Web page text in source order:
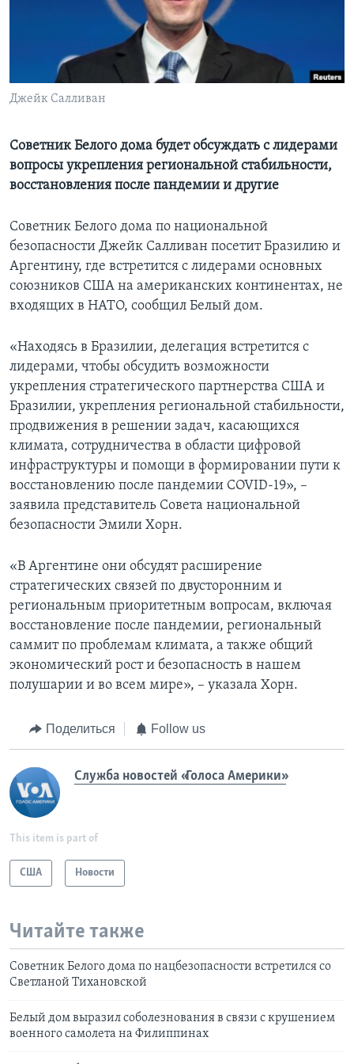
СОЦИАЛЬНЫЕ СЕТИ
Языки
Джейк Салливан
Советник Белого дома будет обсуждать с лидерами
вопросы укрепления региональной стабильности,
восстановления после пандемии и другие
Советник Белого дома по национальной
безопасности Джейк Салливан посетит Бразилию и
Аргентину, где встретится с лидерами основных
союзников США на американских континентах, не
входящих в НАТО, сообщил Белый дом.
«Находясь в Бразилии, делегация встретится с
лидерами, чтобы обсудить возможности
укрепления стратегического партнерства США и
Бразилии, укрепления региональной стабильности,
продвижения в решении задач, касающихся
климата, сотрудничества в области цифровой
инфраструктуры и помощи в формировании пути к
восстановлению после пандемии COVID-19», –
заявила представитель Совета национальной
безопасности Эмили Хорн.
«В Аргентине они обсудят расширение
стратегических связей по двусторонним и
региональным приоритетным вопросам, включая
восстановление после пандемии, региональный
саммит по проблемам климата, а также общий
экономический рост и безопасность в нашем
полушарии и во всем мире», – указала Хорн.
Поделиться Follow us
Служба новостей «Голоса Америки»
This item is part of
США Новости
Читайте также
Советник Белого дома по нацбезопасности встретился со
Светланой Тихановской
Белый дом выразил соболезнования в связи с крушением
военного самолета на Филиппинах